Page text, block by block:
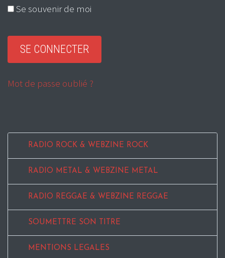
Se souvenir de moi
Mot de passe oublié ?
RADIO ROCK & WEBZINE ROCK
RADIO METAL & WEBZINE METAL
RADIO REGGAE & WEBZINE REGGAE
SOUMETTRE SON TITRE
MENTIONS LEGALES